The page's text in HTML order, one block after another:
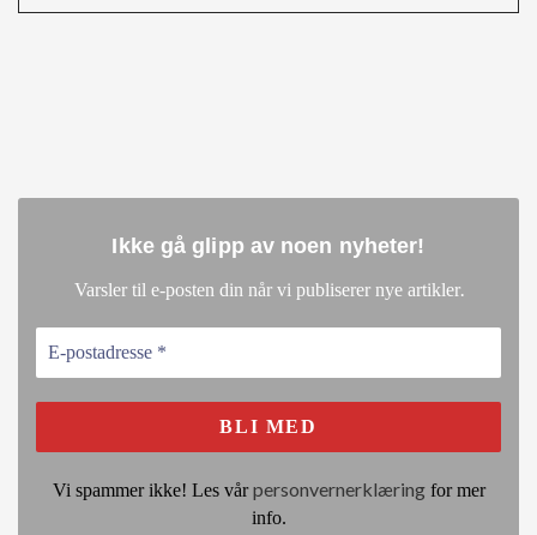
Ikke gå glipp av noen nyheter!
Varsler til e-posten din når vi publiserer nye artikler.
Vi spammer ikke! Les vårpersonvernerklæringfor mer
info.